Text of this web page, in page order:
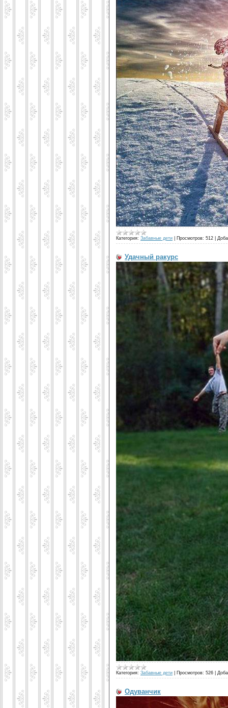
Категория: Забавные дети Просмотров: 512
Удачный ракурс
Категория: Забавные дети Просмотров: 526
Одуванчик